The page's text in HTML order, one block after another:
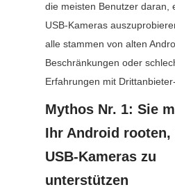
die meisten Benutzer daran,
USB-Kameras
alle stammen von alten
Beschränkungen oder
Erfahrungen mit
Mythos Nr. 1: Sie
Ihr Android rooten,
USB-Kameras zu
unterstützen